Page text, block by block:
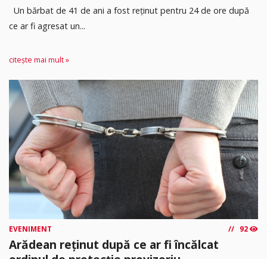
Un bărbat de 41 de ani a fost reținut pentru 24 de ore după
ce ar fi agresat un...
citește mai mult »
EVENIMENT 92
Arădean reținut după ce ar fi încălcat